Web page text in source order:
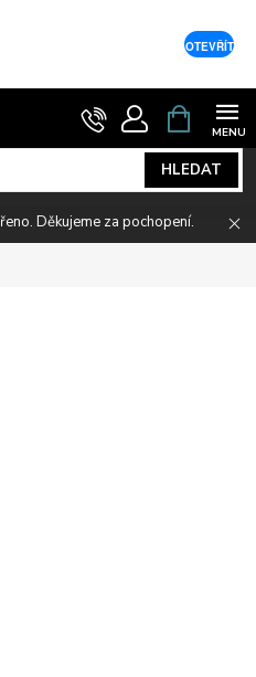
HLEDAT
NÁKUPNÍ
KOŠÍK
Děkujeme za pochopení.
OTEVŘÍT